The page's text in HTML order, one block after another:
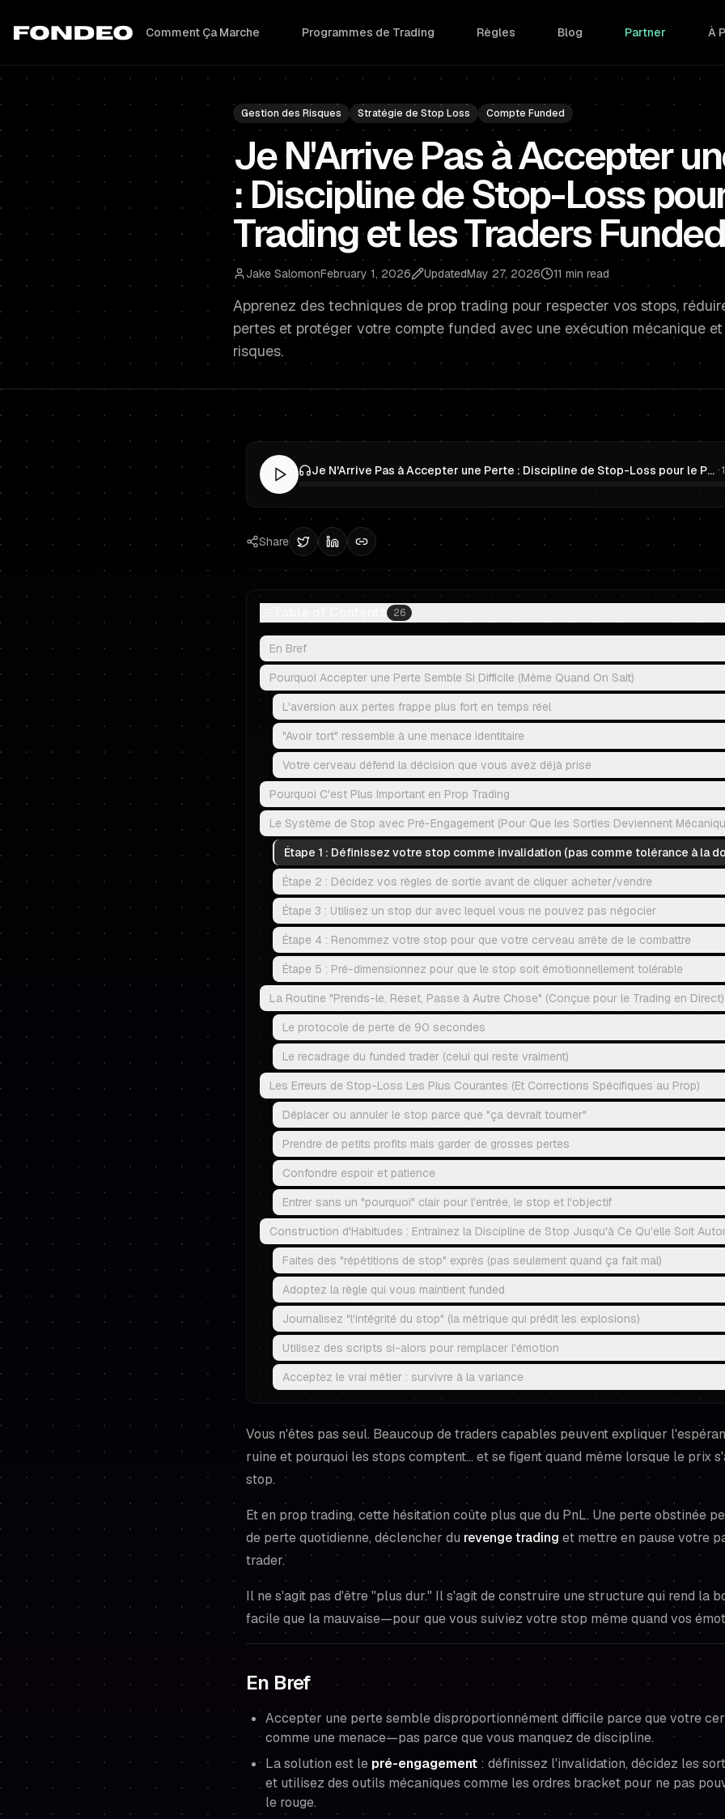
Comment Ça Marche Programmes de Trading Règles Blog Partner À
Gestion des Risques Stratégie de Stop Loss Compte Funded
Je N'Arrive Pas à Accepter
: Discipline de Stop-Loss
Trading et les Traders Funded
Jake SalomonFebruary 1, 2026 UpdatedMay 27, 2026 11 min read
Apprenez des techniques de prop trading pour respecter vos stops,
pertes et protéger votre compte funded avec une exécution mécanique
risques.
Je N'Arrive Pas à Accepter une Perte : Discipline de Stop-Loss pour le Prop Trading et les Traders Funded ·
Share
26
En Bref
Pourquoi Accepter une Perte Semble Si Difficile (Même Quand On Sait)
L'aversion aux pertes frappe plus fort en temps réel
"Avoir tort" ressemble à une menace identitaire
Votre cerveau défend la décision que vous avez déjà prise
Pourquoi C'est Plus Important en Prop Trading
Le Système de Stop avec Pré-Engagement (Pour Que les Sorties Deviennent
Étape 1 : Définissez votre stop comme invalidation (pas comme tolérance à la
Étape 2 : Décidez vos règles de sortie avant de cliquer acheter/vendre
Étape 3 : Utilisez un stop dur avec lequel vous ne pouvez pas négocier
Étape 4 : Renommez votre stop pour que votre cerveau arrête de le combattre
Étape 5 : Pré-dimensionnez pour que le stop soit émotionnellement tolérable
La Routine "Prends-le, Reset, Passe à Autre Chose" (Conçue pour le Trading en Direct)
Le protocole de perte de 90 secondes
Le recadrage du funded trader (celui qui reste vraiment)
Les Erreurs de Stop-Loss Les Plus Courantes (Et Corrections Spécifiques au Prop)
Déplacer ou annuler le stop parce que "ça devrait tourner"
Prendre de petits profits mais garder de grosses pertes
Confondre espoir et patience
Entrer sans un "pourquoi" clair pour l'entrée, le stop et l'objectif
Construction d'Habitudes : Entraînez la Discipline de Stop Jusqu'à Ce Qu'elle Soit
Faites des "répétitions de stop" exprès (pas seulement quand ça fait mal)
Adoptez la règle qui vous maintient funded
Journalisez "l'intégrité du stop" (la métrique qui prédit les explosions)
Utilisez des scripts si-alors pour remplacer l'émotion
Acceptez le vrai métier : survivre à la variance
Vous n'êtes pas seul. Beaucoup de traders capables peuvent expliquer
ruine et pourquoi les stops comptent… et se figent quand même lorsque le prix
stop.
Et en prop trading, cette hésitation coûte plus que du PnL. Une perte obstinée
de perte quotidienne, déclencher du revenge trading et mettre en pause votre
trader.
Il ne s'agit pas d'être "plus dur." Il s'agit de construire une structure qui rend la
facile que la mauvaise—pour que vous suiviez votre stop même quand vos
En Bref
Accepter une perte semble disproportionnément difficile parce que votre
comme une menace—pas parce que vous manquez de discipline.
La solution est le pré-engagement : définissez l'invalidation, décidez les
et utilisez des outils mécaniques comme les ordres bracket pour ne pas
le rouge.